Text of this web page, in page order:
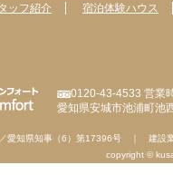
ッフ紹介
宿泊体験ハウス
0120-43-4533 営業
愛知県安城市池浦町池
愛知県知事（6）第17396号 ｜ 建設
copyright ©